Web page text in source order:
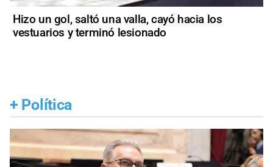
Hizo un gol, saltó una valla, cayó hacia los
vestuarios y terminó lesionado
+ Política